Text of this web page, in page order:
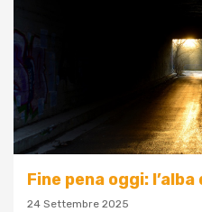
Fine pena oggi:
24 Settembre 2025